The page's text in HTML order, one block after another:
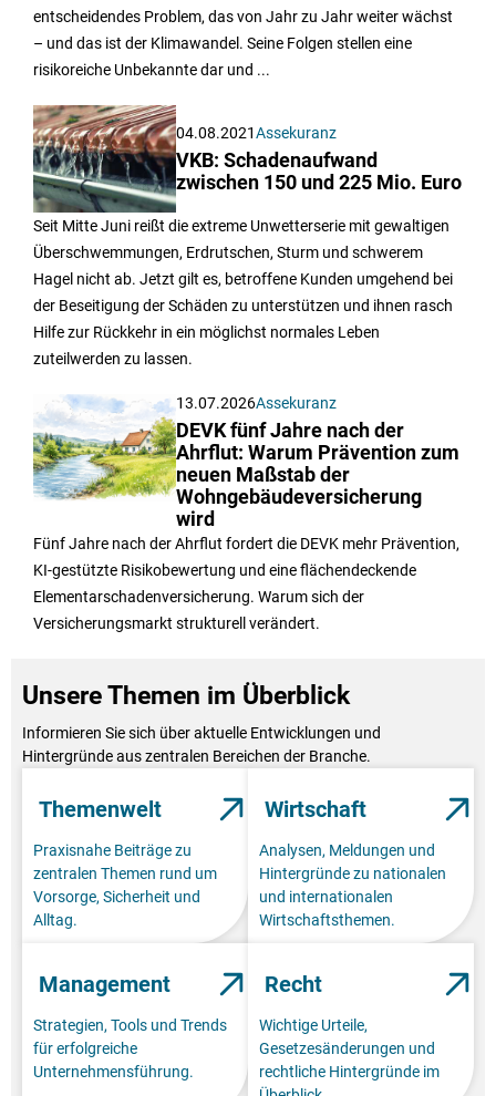
entscheidendes Problem, das von Jahr zu Jahr weiter wächst
– und das ist der Klimawandel. Seine Folgen stellen eine
risikoreiche Unbekannte dar und ...
04.08.2021Assekuranz
VKB: Schadenaufwand
zwischen 150 und 225 Mio. Euro
Seit Mitte Juni reißt die extreme Unwetterserie mit gewaltigen
Überschwemmungen, Erdrutschen, Sturm und schwerem
Hagel nicht ab. Jetzt gilt es, betroffene Kunden umgehend bei
der Beseitigung der Schäden zu unterstützen und ihnen rasch
Hilfe zur Rückkehr in ein möglichst normales Leben
zuteilwerden zu lassen.
13.07.2026Assekuranz
DEVK fünf Jahre nach der
Ahrflut: Warum Prävention zum
neuen Maßstab der
Wohngebäudeversicherung
wird
Fünf Jahre nach der Ahrflut fordert die DEVK mehr Prävention,
KI-gestützte Risikobewertung und eine flächendeckende
Elementarschadenversicherung. Warum sich der
Versicherungsmarkt strukturell verändert.
Unsere Themen im Überblick
Informieren Sie sich über aktuelle Entwicklungen und
Hintergründe aus zentralen Bereichen der Branche.
Themenwelt
Praxisnahe Beiträge zu
zentralen Themen rund um
Vorsorge, Sicherheit und
Alltag.
Wirtschaft
Analysen, Meldungen und
Hintergründe zu nationalen
und internationalen
Wirtschaftsthemen.
Management
Strategien, Tools und Trends
für erfolgreiche
Unternehmensführung.
Recht
Wichtige Urteile,
Gesetzesänderungen und
rechtliche Hintergründe im